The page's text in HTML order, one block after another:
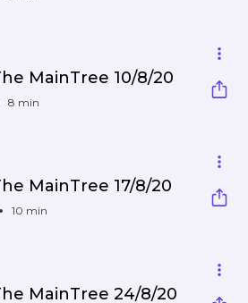
MainTree 10/8/20
8 min
MainTree 17/8/20
10 min
MainTree 24/8/20